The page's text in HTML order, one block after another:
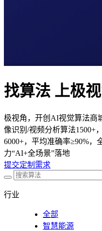
找算法 上极
极视角，开创AI视觉算法商
像识别/视频分析算法1500+
6000+，平均准确率≥90%，
力“AI+全场景”落地
提交定制需求
行业
全部
智慧能源